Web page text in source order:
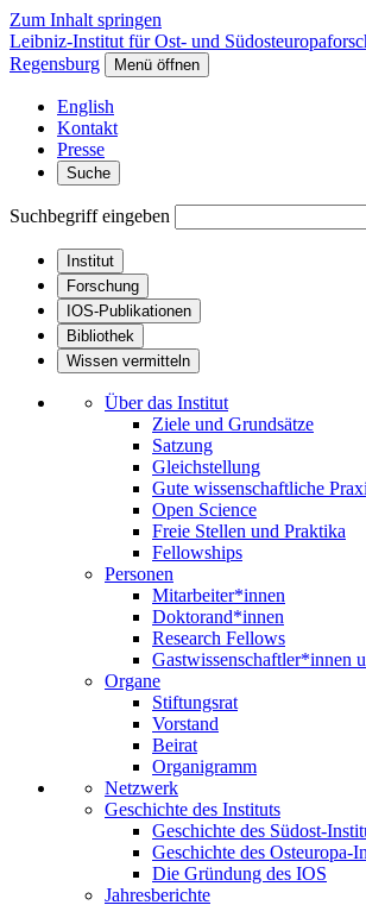
Zum Inhalt springen
Leibniz-Institut für Ost- und
Regensburg
Menü öffnen
English
Kontakt
Presse
Suche
Suchbegriff eingeben
Institut
Forschung
IOS-Publikationen
Bibliothek
Wissen vermitteln
Über das Institut
Ziele und Grundsätze
Satzung
Gleichstellung
Gute wissenschaftliche
Open Science
Freie Stellen und Praktika
Fellowships
Personen
Mitarbeiter*innen
Doktorand*innen
Research Fellows
Gastwissenschaftler*innen
Organe
Stiftungsrat
Vorstand
Beirat
Organigramm
Netzwerk
Geschichte des Instituts
Geschichte des Südost-
Geschichte des Osteuropa-
Die Gründung des IOS
Jahresberichte